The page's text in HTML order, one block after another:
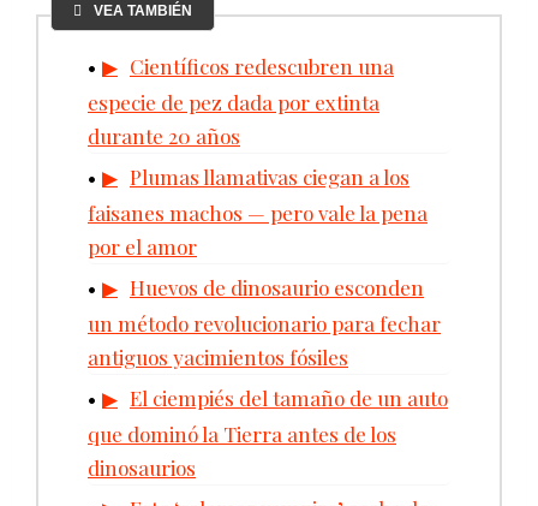
VEA TAMBIÉN
Científicos redescubren una
especie de pez dada por extinta
durante 20 años
Plumas llamativas ciegan a los
faisanes machos — pero vale la pena
por el amor
Huevos de dinosaurio esconden
un método revolucionario para fechar
antiguos yacimientos fósiles
El ciempiés del tamaño de un auto
que dominó la Tierra antes de los
dinosaurios